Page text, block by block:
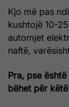
Kjo më pas
kushtojë 10-
automjet
naftë,
Pra, pse
bëhet për